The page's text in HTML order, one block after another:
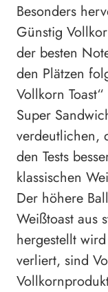
Besonders
Günstig
der besten
den Plätzen
Vollkorn
Super
verdeutlichen,
den Tests
klassischen
Der höhere
Weißtoast aus
hergestellt
verliert, sind